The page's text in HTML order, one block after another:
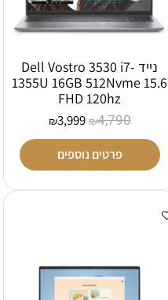
נייד Dell Vostro 3530 i7-
1355U 16GB 512Nvme 15.6
FHD 120hz
₪4,790
₪3,999
פרטים נוספים